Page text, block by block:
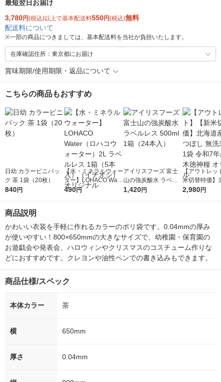
最短翌日お届け
3,780円(税込)以上で基本配送料550円(税込)無料
配送料について
※一部の商品につきましては、基本配送料を当社が負担いたします。
在庫確認住所：東京都にお届け
賞味期限/使用期限・返品について
こちらの商品もおすすめ
日幼 カラービニパッ
ク 茶 1袋（20枚）
840円
【水・ミネラルウォー
ター】LOHACO Wate
r（ロハコウォータ
490円
アイリスフーズ 富士
山の強炭酸水 ラベル
レス 500ml 1箱（24
1,420円
【アウトレッ
米切替特価】
ななつぼし 無
2,980円
商品説明
かわいい衣装を手軽に作れるカラーのポリ袋です。0.04mmの厚み
が使いやすい！800×650mmの大きなサイズで、幼稚園・保育園の
お遊戯会や発表会、ハロウィンやクリスマスのコスチューム作りな
どにおすすめです。クレヨンや油性ペンでの書き込みもできます。
商品仕様/スペック
本体カラー 茶
横 650mm
厚さ 0.04mm